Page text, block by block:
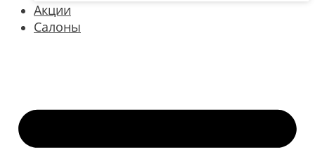
Акции
Салоны